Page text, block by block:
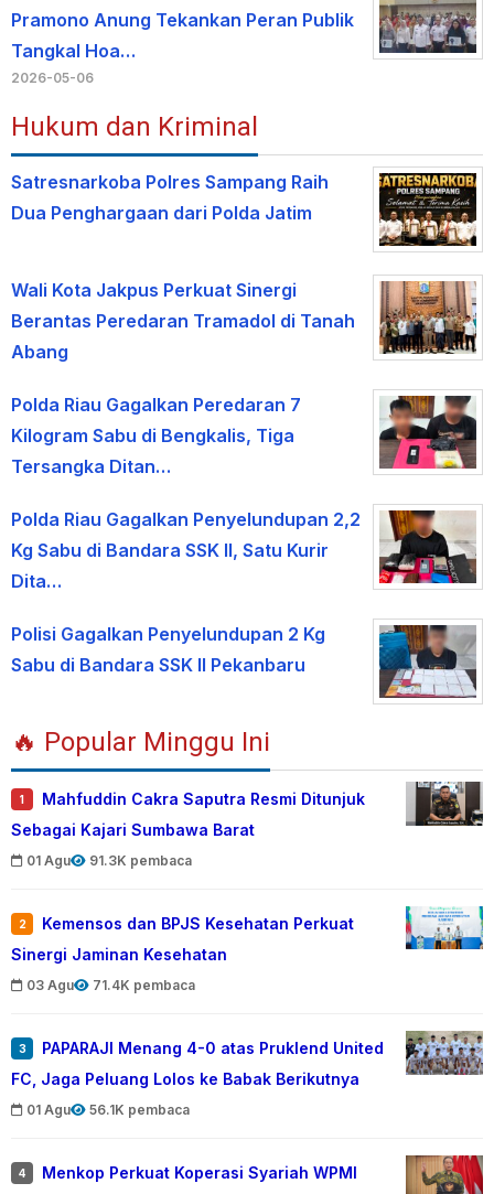
Pramono Anung Tekankan Peran Publik
Tangkal Hoa…
2026-05-06
Hukum dan Kriminal
Satresnarkoba Polres Sampang Raih
Dua Penghargaan dari Polda Jatim
Wali Kota Jakpus Perkuat Sinergi
Berantas Peredaran Tramadol di Tanah
Abang
Polda Riau Gagalkan Peredaran 7
Kilogram Sabu di Bengkalis, Tiga
Tersangka Ditan…
Polda Riau Gagalkan Penyelundupan 2,2
Kg Sabu di Bandara SSK II, Satu Kurir
Dita…
Polisi Gagalkan Penyelundupan 2 Kg
Sabu di Bandara SSK II Pekanbaru
🔥 Popular Minggu Ini
1
Mahfuddin Cakra Saputra Resmi Ditunjuk
Sebagai Kajari Sumbawa Barat
01 Agu 91.3K pembaca
2
Kemensos dan BPJS Kesehatan Perkuat
Sinergi Jaminan Kesehatan
03 Agu 71.4K pembaca
3
PAPARAJI Menang 4-0 atas Pruklend United
FC, Jaga Peluang Lolos ke Babak Berikutnya
01 Agu 56.1K pembaca
4 Menkop Perkuat Koperasi Syariah WPMI